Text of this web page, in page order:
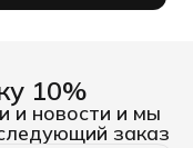
10%
и новости и мы
заказ